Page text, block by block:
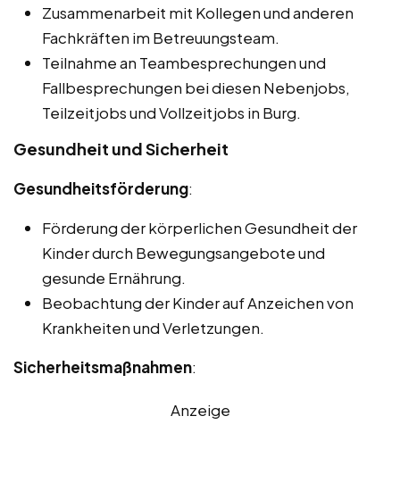
Zusammenarbeit mit Kollegen und anderen
Fachkräften im Betreuungsteam.
Teilnahme an Teambesprechungen und
Fallbesprechungen bei diesen Nebenjobs,
Teilzeitjobs und Vollzeitjobs in Burg.
Gesundheit und Sicherheit
Gesundheitsförderung:
Förderung der körperlichen Gesundheit der
Kinder durch Bewegungsangebote und
gesunde Ernährung.
Beobachtung der Kinder auf Anzeichen von
Krankheiten und Verletzungen.
Sicherheitsmaßnahmen:
Anzeige